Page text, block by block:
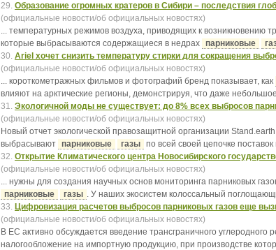
29. Образование огромных кратеров в Сибири – последствия
(официальные новости/об официальных новостях)
... температурных режимов воздуха, приводящих к возникновению
которые выбрасываются содержащиеся в недрах парниковые
30. Ariel хочет снизить температуру стирки для сокращения
(официальные новости/об официальных новостях)
... короткометражных фильмов и фотографий бренд показывает, как
влияют на арктические регионы, демонстрируя, что даже
31. Экологичной моды не существует: до 8% всех выбросов
(официальные новости/об официальных новостях)
Новый отчет экологической правозащитной организации
выбрасывают парниковые газы по всей своей цепочке
32. Открытие Климатического центра Новосибирского
(официальные новости/об официальных новостях)
... нужны для создания научных основ мониторинга парниковых
парниковые
газы . У наших экосистем колоссальный
33. Цифровизация расчетов выбросов парниковых газов еще
(официальные новости/об официальных новостях)
В ЕС активно обсуждается введение трансграничного
налогообложение на импортную продукцию, при производстве